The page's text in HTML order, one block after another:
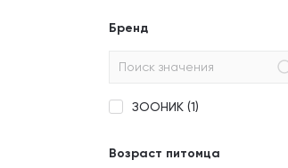
Бренд
ЗООНИК (1)
Возраст питомца